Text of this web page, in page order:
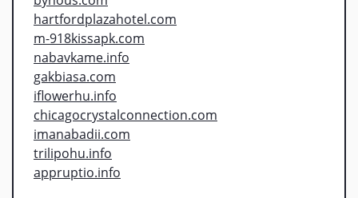
hartfordplazahotel.com
m-918kissapk.com
nabavkame.info
gakbiasa.com
iflowerhu.info
chicagocrystalconnection.com
imanabadii.com
trilipohu.info
appruptio.info